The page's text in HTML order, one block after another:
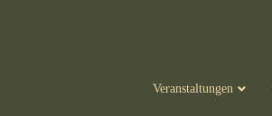
Veranstaltungen